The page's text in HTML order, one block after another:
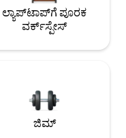
ಲ್ಯಾಪ್‌ಟಾಪ್‌ಗೆ ಪೂರಕ
ವರ್ಕ್‌ಸ್ಪೇಸ್
ಜಿಮ್